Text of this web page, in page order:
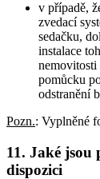
v případě,
zvedací
sedačku,
instalace
nemovitosti
pomůcku
odstranění
Pozn.: Vyplněné
11. Jaké jsou
dispozici